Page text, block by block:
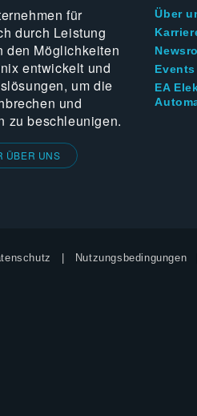
für
durch Leistung
den Möglichkeiten
entwickelt und
um die
und
zu beschleunigen.
ÜBER UNS
Über
Events
EA
Nutzungsbedingungen